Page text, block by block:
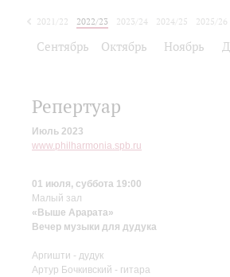
2021/22 2022/23 2023/24 2024/25
2025/26
Сентябрь Октябрь Ноябрь
Репертуар
Июль 2023
www.philharmonia.spb.ru
01 июля, суббота 19:00
Малый зал
«Выше Арарата»
Вечер музыки для дудука
Аргишти - дудук
Артур Бочкивский - гитара